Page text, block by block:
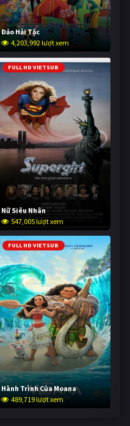
Đảo Hải Tặc
4,203,992 lượt xem
FULL HD VIETSUB
Nữ Siêu Nhân
547,005 lượt xem
FULL HD VIETSUB
Hành Trình Của Moana
489,719 lượt xem